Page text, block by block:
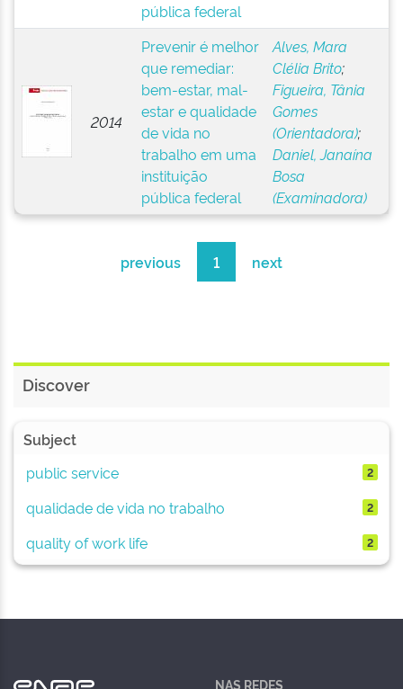
pública federal
2014
Prevenir é melhor
que remediar:
bem-estar, mal-
estar e qualidade
de vida no
trabalho em uma
instituição
pública federal
Alves, Mara
Clélia Brito;
Figueira, Tânia
Gomes
(Orientadora);
Daniel, Janaína
Bosa
(Examinadora)
previous 1 next
Discover
Subject
public service
2
qualidade de vida no trabalho 2
quality of work life 2
NAS REDES